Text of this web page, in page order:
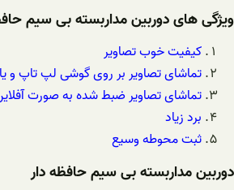
ویژگی های دوربین مداربسته بی سیم
کیفیت خوب تصاویر
تماشای تصاویر بر روی گوشی لپ تاپ و
تماشای تصاویر ضبط شده به صورت
برد زیاد
ثبت محوطه وسیع
دوربین مداربسته بی سیم حافظه دار